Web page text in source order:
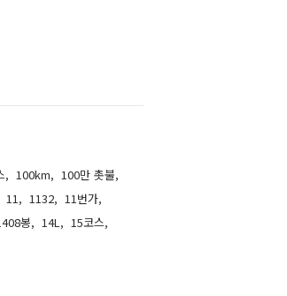
, 100km, 100만 촛불,
11, 1132, 11번가,
봉, 14L, 15코스,